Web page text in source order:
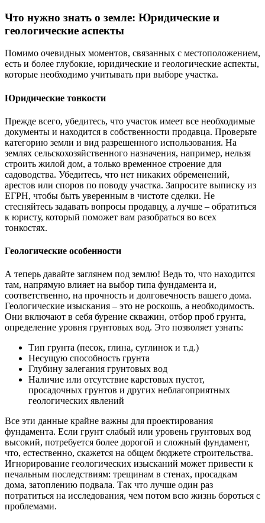
Что нужно знать о земле: Юридические и
геологические аспекты
Помимо очевидных моментов, связанных с местоположением,
есть и более глубокие, юридические и геологические аспекты,
которые необходимо учитывать при выборе участка.
Юридические тонкости
Прежде всего, убедитесь, что участок имеет все необходимые
документы и находится в собственности продавца. Проверьте
категорию земли и вид разрешенного использования. На
землях сельскохозяйственного назначения, например, нельзя
строить жилой дом, а только временное строение для
садоводства. Убедитесь, что нет никаких обременений,
арестов или споров по поводу участка. Запросите выписку из
ЕГРН, чтобы быть уверенным в чистоте сделки. Не
стесняйтесь задавать вопросы продавцу, а лучше – обратиться
к юристу, который поможет вам разобраться во всех
тонкостях.
Геологические особенности
А теперь давайте заглянем под землю! Ведь то, что находится
там, напрямую влияет на выбор типа фундамента и,
соответственно, на прочность и долговечность вашего дома.
Геологические изыскания – это не роскошь, а необходимость.
Они включают в себя бурение скважин, отбор проб грунта,
определение уровня грунтовых вод. Это позволяет узнать:
Тип грунта (песок, глина, суглинок и т.д.)
Несущую способность грунта
Глубину залегания грунтовых вод
Наличие или отсутствие карстовых пустот,
просадочных грунтов и других неблагоприятных
геологических явлений
Все эти данные крайне важны для проектирования
фундамента. Если грунт слабый или уровень грунтовых вод
высокий, потребуется более дорогой и сложный фундамент,
что, естественно, скажется на общем бюджете строительства.
Игнорирование геологических изысканий может привести к
печальным последствиям: трещинам в стенах, просадкам
дома, затоплению подвала. Так что лучше один раз
потратиться на исследования, чем потом всю жизнь бороться с
проблемами.